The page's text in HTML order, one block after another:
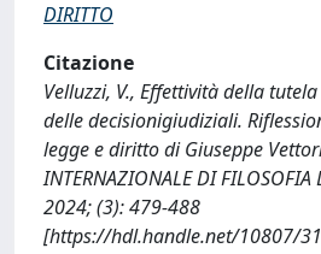
DIRITTO
Citazione
Velluzzi, V., Effettività della
delle decisionigiudiziali.
legge e diritto di Giuseppe
INTERNAZIONALE DI FILOSOFIA
2024; (3): 479-488
[https://hdl.handle.net/10807/